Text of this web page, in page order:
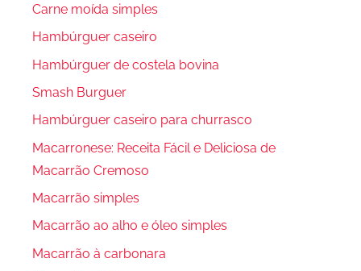
Carne moída simples
Hambúrguer caseiro
Hambúrguer de costela bovina
Smash Burguer
Hambúrguer caseiro para churrasco
Macarronese: Receita Fácil e Deliciosa de
Macarrão Cremoso
Macarrão simples
Macarrão ao alho e óleo simples
Macarrão à carbonara